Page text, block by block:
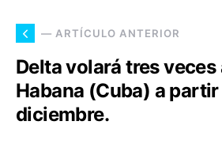
— ARTÍCULO ANTERIOR
Delta volará tres veces
Habana (Cuba) a
diciembre.